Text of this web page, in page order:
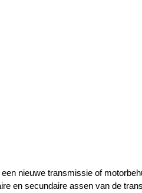
nieuwe transmissie of
en secundaire assen van de